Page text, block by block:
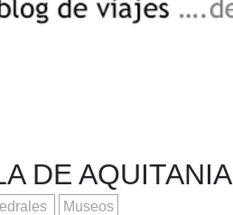
DE AQUITANIA
Museos